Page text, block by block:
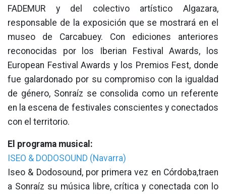
FADEMUR y del colectivo artístico Algazara,
responsable de la exposición que se mostrará en el
museo de Carcabuey. Con ediciones anteriores
reconocidas por los Iberian Festival Awards, los
European Festival Awards y los Premios Fest, donde
fue galardonado por su compromiso con la igualdad
de género, Sonraíz se consolida como un referente
en la escena de festivales conscientes y conectados
con el territorio.
El programa musical:
ISEO & DODOSOUND (Navarra)
Iseo & Dodosound, por primera vez en Córdoba,traen
a Sonraíz su música libre, crítica y conectada con lo